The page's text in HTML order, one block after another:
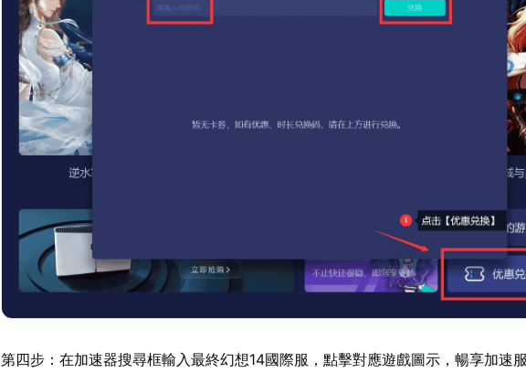
第四步：在加速器搜尋框輸入最終幻想14國際服，點擊對應遊戲圖示，暢享加速